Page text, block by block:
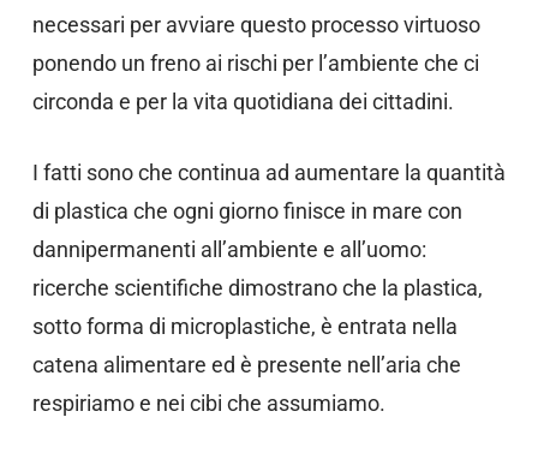
necessari per avviare questo processo virtuoso
ponendo un freno ai rischi per l’ambiente che ci
circonda e per la vita quotidiana dei cittadini.
I fatti sono che continua ad aumentare la quantità
di plastica che ogni giorno finisce in mare con
dannipermanenti all’ambiente e all’uomo:
ricerche scientifiche dimostrano che la plastica,
sotto forma di microplastiche, è entrata nella
catena alimentare ed è presente nell’aria che
respiriamo e nei cibi che assumiamo.